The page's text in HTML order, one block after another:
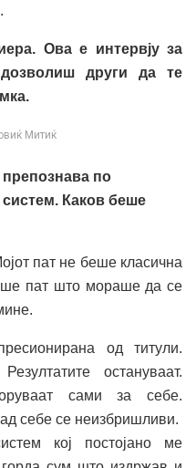
Ова е интервју за
други да те
Митиќ
препознава по
Каков беше
пат не беше класична
пат што мораше да се
од титули.
остануваат.
сами за себе.
себе се неизбришливи.
кој постојано ме